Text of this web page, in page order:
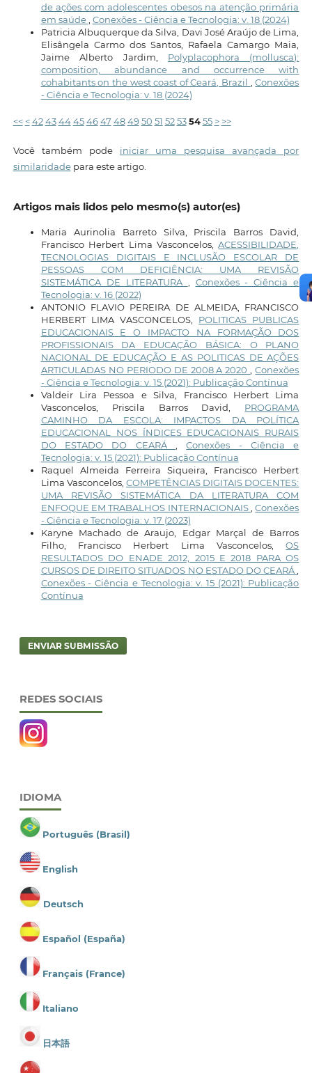
de ações com adolescentes obesos na atenção primária
em saúde Conexões - Ciência e Tecnologia: v. 18 (2024)
Patricia Albuquerque da Silva, Davi José Araújo de Lima,
Elisângela Carmo dos Santos, Rafaela Camargo Maia,
Jaime Alberto Jardim, Polyplacophora (mollusca):
composition, abundance and occurrence with
cohabitants on the west coast of Ceará, Brazil
,Conexões
- Ciência e Tecnologia: v. 18 (2024)
<< < 42 43 44 45 46 47 48 49 50 51 52 53 54 55 > >>
Você também pode iniciar uma pesquisa avançada por
similaridadepara este artigo.
Artigos mais lidos pelo mesmo(s) autor(es)
Maria Aurinolia Barreto Silva, Priscila Barros David,
Francisco Herbert Lima Vasconcelos,ACESSIBILIDADE,
TECNOLOGIAS DIGITAIS E INCLUSÃO ESCOLAR DE
PESSOAS COM DEFICIÊNCIA: UMA REVISÃO
SISTEMÁTICA DE LITERATURA , Conexões - Ciência e
Tecnologia: v. 16 (2022)
ANTONIO FLAVIO PEREIRA DE ALMEIDA, FRANCISCO
HERBERT LIMA VASCONCELOS, POLITICAS PUBLICAS
EDUCACIONAIS E O IMPACTO NA FORMAÇÃO DOS
PROFISSIONAIS DA EDUCAÇÃO BÁSICA: O PLANO
NACIONAL DE EDUCAÇÃO E AS POLITICAS DE AÇÕES
ARTICULADAS NO PERIODO DE 2008 A 2020,Conexões
- Ciência e Tecnologia: v. 15 (2021): Publicação Contínua
Valdeir Lira Pessoa e Silva, Francisco Herbert Lima
Vasconcelos, Priscila Barros David, PROGRAMA
CAMINHO DA ESCOLA: IMPACTOS DA POLÍTICA
EDUCACIONAL NOS ÍNDICES EDUCACIONAIS RURAIS
DO ESTADO DO CEARÁ ,Conexões - Ciência e
Tecnologia: v. 15 (2021): Publicação Contínua
Raquel Almeida Ferreira Siqueira, Francisco Herbert
Lima Vasconcelos, COMPETÊNCIAS DIGITAIS DOCENTES:
UMA REVISÃO SISTEMÁTICA DA LITERATURA COM
ENFOQUE EM TRABALHOS INTERNACIONAIS,Conexões
- Ciência e Tecnologia: v. 17 (2023)
Karyne Machado de Araujo, Edgar Marçal de Barros
Filho, Francisco Herbert Lima Vasconcelos,OS
RESULTADOS DO ENADE 2012, 2015 E 2018 PARA OS
CURSOS DE DIREITO SITUADOS NO ESTADO DO CEARÁ,
Conexões - Ciência e Tecnologia: v. 15 (2021): Publicação
Contínua
ENVIAR SUBMISSÃO
REDES SOCIAIS
IDIOMA
Português (Brasil)
English
Deutsch
Español (España)
Français (France)
Italiano
日本語